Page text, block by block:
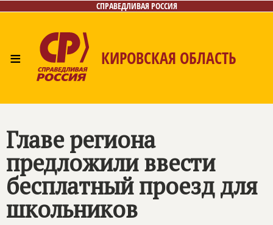
СПРАВЕДЛИВАЯ РОССИЯ
≡ КИРОВСКАЯ ОБЛАСТЬ
Главе региона
предложили ввести
бесплатный проезд для
школьников